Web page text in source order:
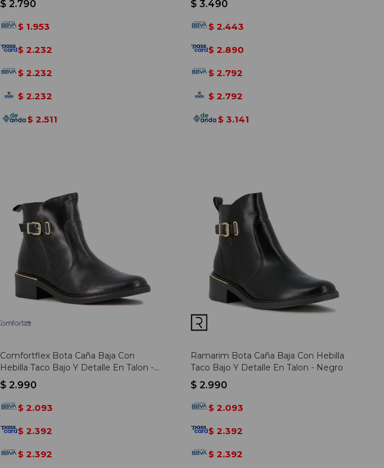
$ 2.790
$ 1.953
$ 2.232
$ 2.232
$ 2.232
$ 2.511
$ 3.490
$ 2.443
$ 2.890
$ 2.792
$ 2.792
$ 3.141
Comfortflex Bota Caña Baja Con
Hebilla Taco Bajo Y Detalle En Talon -
Negro-negro
$ 2.990
$ 2.093
$ 2.392
$ 2.392
Ramarim Bota Caña Baja Con Hebilla
Taco Bajo Y Detalle En Talon - Negro
$ 2.990
$ 2.093
$ 2.392
$ 2.392